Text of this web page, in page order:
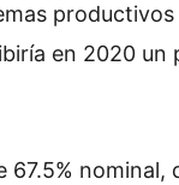
en 2020 un